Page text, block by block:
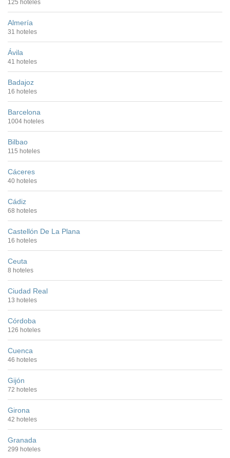
125 hoteles
Almería
31 hoteles
Ávila
41 hoteles
Badajoz
16 hoteles
Barcelona
1004 hoteles
Bilbao
115 hoteles
Cáceres
40 hoteles
Cádiz
68 hoteles
Castellón De La Plana
16 hoteles
Ceuta
8 hoteles
Ciudad Real
13 hoteles
Córdoba
126 hoteles
Cuenca
46 hoteles
Gijón
72 hoteles
Girona
42 hoteles
Granada
299 hoteles